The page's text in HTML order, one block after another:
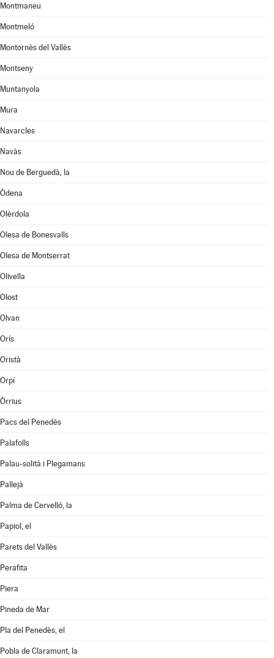
Montmaneu
Montmeló
Montornès del Vallès
Montseny
Muntanyola
Mura
Navarcles
Navàs
Nou de Berguedà, la
Òdena
Olèrdola
Olesa de Bonesvalls
Olesa de Montserrat
Olivella
Olost
Olvan
Orís
Oristà
Orpí
Òrrius
Pacs del Penedès
Palafolls
Palau-solità i Plegamans
Pallejà
Palma de Cervelló, la
Papiol, el
Parets del Vallès
Perafita
Piera
Pineda de Mar
Pla del Penedès, el
Pobla de Claramunt, la